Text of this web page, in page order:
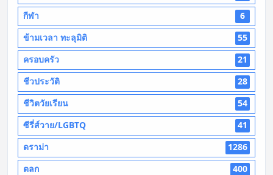
กีฬา
6
ข้ามเวลา ทะลุมิติ
55
ครอบครัว
21
ชีวประวัติ
28
ชีวิตวัยเรียน
54
ซีรี่ส์วาย/LGBTQ
41
ดราม่า
1286
ตลก
400